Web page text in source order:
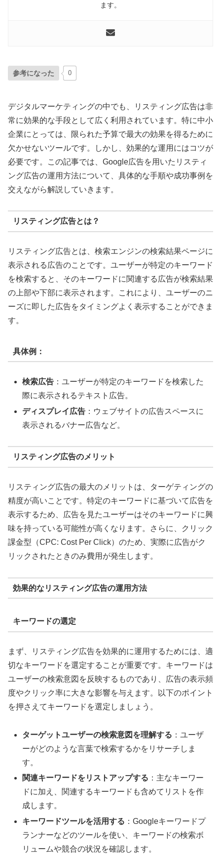
ます。
参考になった 0
デジタルマーケティングの中でも、リスティング広告は非
常に効果的な手段として広く利用されています。特に中小
企業にとっては、限られた予算で最大の効果を得るために
欠かせないツールです。しかし、効果的な運用にはコツが
必要です。この記事では、Google広告を用いたリスティ
ング広告の運用方法について、具体的な手順や成功事例を
交えながら解説していきます。
リスティング広告とは？
リスティング広告とは、検索エンジンの検索結果ページに
表示される広告のことです。ユーザーが特定のキーワード
を検索すると、そのキーワードに関連する広告が検索結果
の上部や下部に表示されます。これにより、ユーザーのニ
ーズに即した広告をタイミングよく表示することができま
す。
具体例：
検索広告 ：ユーザーが特定のキーワードを検索した
際に表示されるテキスト広告。
ディスプレイ広告 ：ウェブサイトの広告スペースに
表示されるバナー広告など。
リスティング広告のメリット
リスティング広告の最大のメリットは、ターゲティングの
精度が高いことです。特定のキーワードに基づいて広告を
表示するため、広告を見たユーザーはそのキーワードに興
味を持っている可能性が高くなります。さらに、クリック
課金型（CPC: Cost Per Click）のため、実際に広告がク
リックされたときのみ費用が発生します。
効果的なリスティング広告の運用方法
キーワードの選定
まず、リスティング広告を効果的に運用するためには、適
切なキーワードを選定することが重要です。キーワードは
ユーザーの検索意図を反映するものであり、広告の表示頻
度やクリック率に大きな影響を与えます。以下のポイント
を押さえてキーワードを選定しましょう。
ターゲットユーザーの検索意図を理解する ：ユーザ
ーがどのような言葉で検索するかをリサーチしま
す。
関連キーワードをリストアップする ：主なキーワー
ドに加え、関連するキーワードも含めてリストを作
成します。
キーワードツールを活用する ：Googleキーワードプ
ランナーなどのツールを使い、キーワードの検索ボ
リュームや競合の状況を確認します。